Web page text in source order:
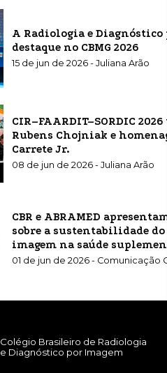
A Radiologia e Diagnóstico
destaque no CBMG 2026
15 de jun de 2026 - Juliana Arão
CIR–FAARDIT–SORDIC
Rubens Chojniak e
Carrete Jr.
08 de jun de 2026 - Juliana Arão
CBR e ABRAMED
sobre a sustentabilidade
imagem na saúde
01 de jun de 2026 - Comunicação
Colégio Brasileiro de Radiologia
e Diagnóstico por Imagem